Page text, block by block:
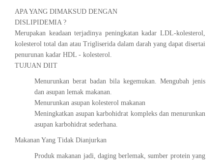
APA YANG DIMAKSUD DENGAN
DISLIPIDEMIA ?
Merupakan keadaan terjadinya peningkatan kadar LDL-kolesterol,
kolesterol total dan atau Trigliserida dalam darah yang dapat disertai
penurunan kadar HDL - kolesterol.
TUJUAN DIIT
Menurunkan berat badan bila kegemukan. Mengubah jenis
dan asupan lemak makanan.
Menurunkan asupan kolesterol makanan
Meningkatkan asupan karbohidrat kompleks dan menurunkan
asupan karbohidrat sederhana.
Makanan Yang Tidak Dianjurkan
Produk makanan jadi, daging berlemak, sumber protein yang